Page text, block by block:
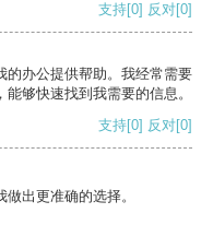
支持[0] 反对[0]
的办公提供帮助。我经常需要
够快速找到我需要的信息。
支持[0] 反对[0]
出更准确的选择。